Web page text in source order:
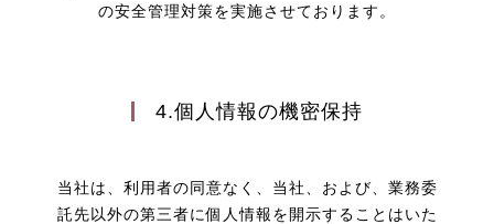
の安全管理対策を実施させております。
4.個人情報の機密保持
当社は、利用者の同意なく、当社、および、業務委
託先以外の第三者に個人情報を開示することはいた